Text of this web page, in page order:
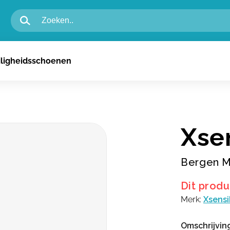
voor dames
Bergen
Dit
Merk: